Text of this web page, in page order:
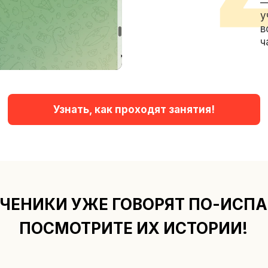
Узнать, как проходят занятия!
УЖЕ ГОВОРЯТ ПО-
ПОСМОТРИТЕ ИХ ИСТОРИИ!